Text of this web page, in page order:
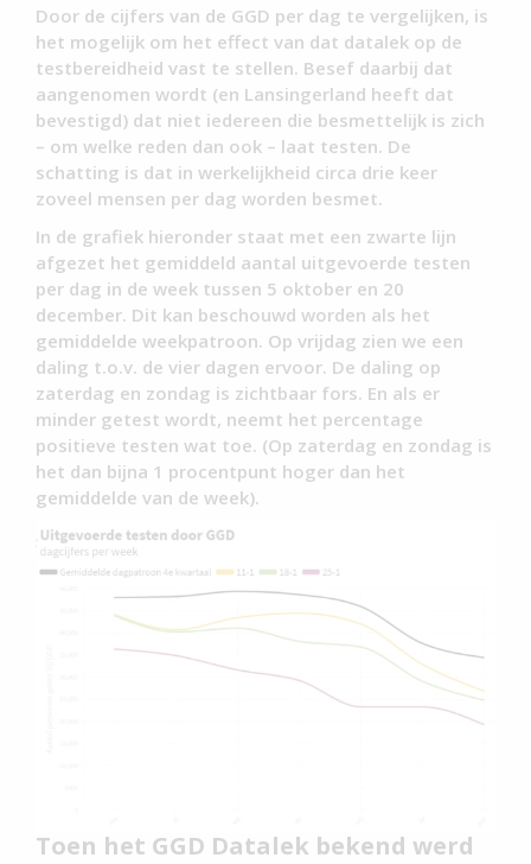
Door de cijfers van de GGD per dag te vergelijken, is
het mogelijk om het effect van dat datalek op de
testbereidheid vast te stellen. Besef daarbij dat
aangenomen wordt (en Lansingerland heeft dat
bevestigd) dat niet iedereen die besmettelijk is zich
– om welke reden dan ook – laat testen. De
schatting is dat in werkelijkheid circa drie keer
zoveel mensen per dag worden besmet.
In de grafiek hieronder staat met een zwarte lijn
afgezet het gemiddeld aantal uitgevoerde testen
per dag in de week tussen 5 oktober en 20
december. Dit kan beschouwd worden als het
gemiddelde weekpatroon. Op vrijdag zien we een
daling t.o.v. de vier dagen ervoor. De daling op
zaterdag en zondag is zichtbaar fors. En als er
minder getest wordt, neemt het percentage
positieve testen wat toe. (Op zaterdag en zondag is
het dan bijna 1 procentpunt hoger dan het
gemiddelde van de week).
Toen het GGD Datalek bekend werd